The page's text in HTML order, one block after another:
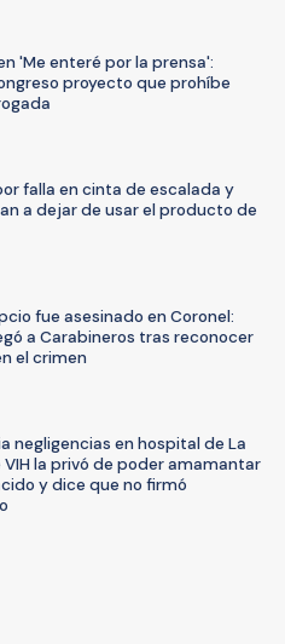
'Me enteré por la prensa':
proyecto que prohíbe
falla en cinta de escalada y
a dejar de usar el producto de
fue asesinado en Coronel:
a Carabineros tras reconocer
el crimen
negligencias en hospital de La
la privó de poder amamantar
y dice que no firmó